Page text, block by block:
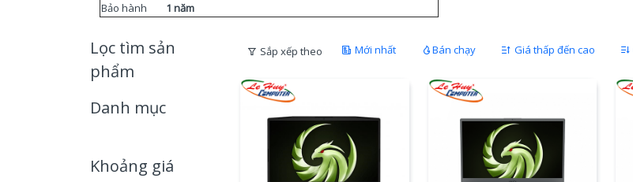
Bảo hành
1 năm
Lọc tìm sản
phẩm
Danh mục
Khoảng giá
Sắp xếp theo Mới nhất Bán chạy Giá thấp đến cao